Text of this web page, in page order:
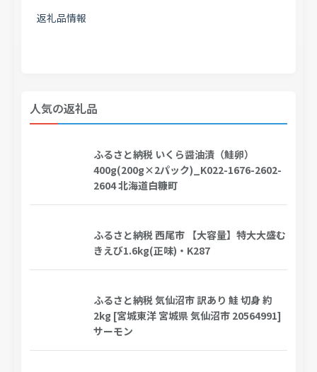
返礼品情報
人気の返礼品
ふるさと納税 いくら醤油漬（鮭卵）
400g(200g×2パック)_K022-1676-2602-
2604 北海道白糠町
ふるさと納税 西尾市 【大容量】特大大盛む
きえび1.6kg(正味)・K287
ふるさと納税 気仙沼市 訳あり 鮭 切身 約
2kg [宮城東洋 宮城県 気仙沼市 20564991]
サーモン